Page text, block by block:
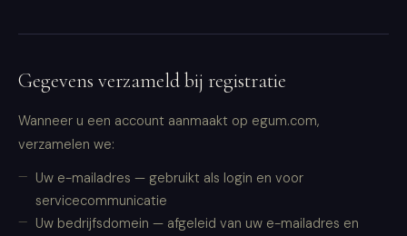
Gegevens verzameld bij registratie
Wanneer u een account aanmaakt op egum.com,
verzamelen we:
Uw e-mailadres — gebruikt als login en voor
servicecommunicatie
Uw bedrijfsdomein — afgeleid van uw e-mailadres en